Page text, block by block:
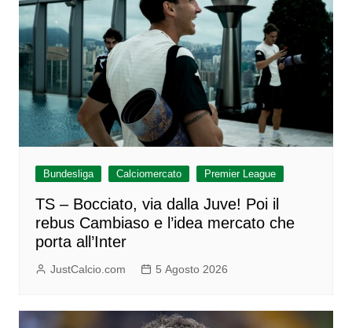
Bundesliga Calciomercato Premier League
TS – Bocciato, via dalla Juve! Poi il
rebus Cambiaso e l’idea mercato che
porta all’Inter
JustCalcio.com 5 Agosto 2026